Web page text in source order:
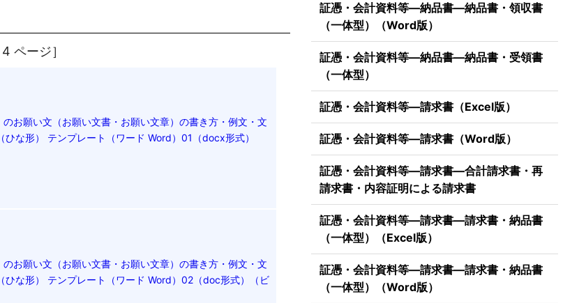
4 ページ］
お願い文（お願い文書・お願い文章）の書き方・例文・文
な形） テンプレート（ワード Word）01（docx形式）
お願い文（お願い文書・お願い文章）の書き方・例文・文
ひな形） テンプレート（ワード Word）02（doc形式）（ビ
証憑・会計資料等―納品書―納品書・領収書
（一体型）（Word版）
証憑・会計資料等―納品書―納品書・受領書
（一体型）
証憑・会計資料等―請求書（Excel版）
証憑・会計資料等―請求書（Word版）
証憑・会計資料等―請求書―合計請求書・再
請求書・内容証明による請求書
証憑・会計資料等―請求書―請求書・納品書
（一体型）（Excel版）
証憑・会計資料等―請求書―請求書・納品書
（一体型）（Word版）